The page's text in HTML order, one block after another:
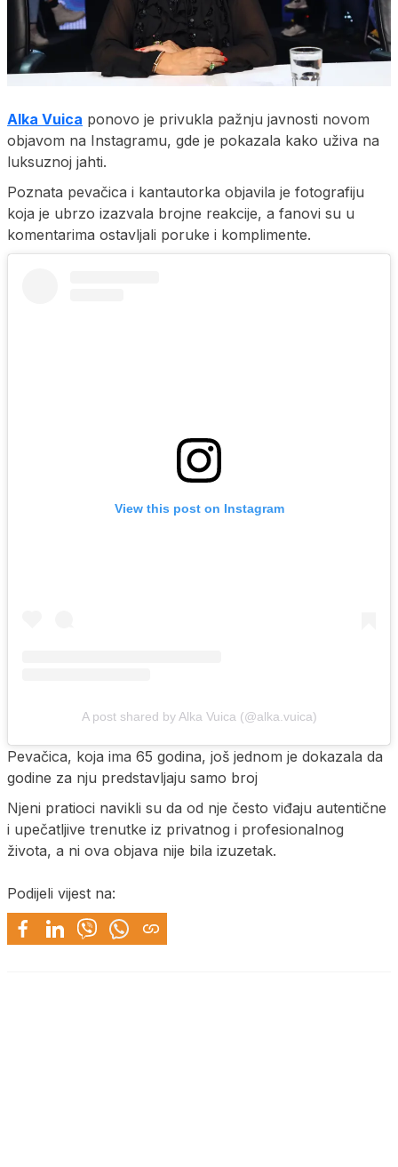
Alka Vuica ponovo je privukla pažnju javnosti novom
objavom na Instagramu, gde je pokazala kako uživa na
luksuznoj jahti.
Poznata pevačica i kantautorka objavila je fotografiju
koja je ubrzo izazvala brojne reakcije, a fanovi su u
komentarima ostavljali poruke i komplimente.
View this post on Instagram
A post shared by Alka Vuica (@alka.vuica)
Pevačica, koja ima 65 godina, još jednom je dokazala da
godine za nju predstavljaju samo broj
Njeni pratioci navikli su da od nje često viđaju autentične
i upečatljive trenutke iz privatnog i profesionalnog
života, a ni ova objava nije bila izuzetak.
Podijeli vijest na: